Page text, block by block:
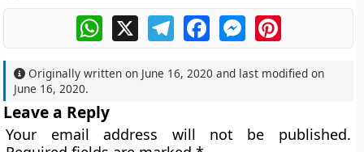
WhatsApp
X TelegramFacebookMessengerPinterest
Originally written on June 16, 2020 and last modified on
June 16, 2020.
Leave a Reply
Your email address will not be published.